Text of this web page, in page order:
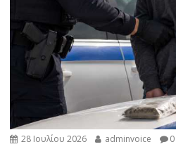
28 Ιουλίου 2026 adminvoice 0